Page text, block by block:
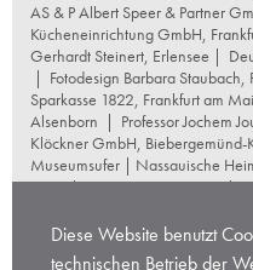
Diese Website benutzt
technischen Betrieb der
AS & P Albert Speer & Partner
Kücheneinrichtung GmbH,
Gerhardt Steinert, Erlensee |
| Fotodesign Barbara Staubach,
Sparkasse 1822, Frankfurt am
Alsenborn | Professor Jochem
Klöckner GmbH, Biebergemünd-
Museumsufer | Nassauische
Naumburg
Landschaftsbau GmbH+Co KG,
schneider+schumacher